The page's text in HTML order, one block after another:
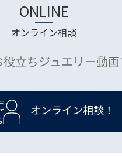
ONLINE
オンライン相談
立ちジュエリー動画
オンライン相談！